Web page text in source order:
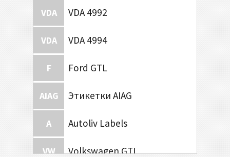
VDA VDA 4992
VDA VDA 4994
F Ford GTL
AIAG Этикетки AIAG
A Autoliv Labels
VW Volkswagen GTL